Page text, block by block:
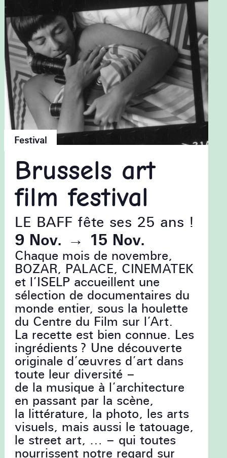
Festival
Brussels art
film festival
LE BAFF fête ses 25 ans !
9 Nov. → 15 Nov.
Chaque mois de novembre,
BOZAR, PALACE, CINEMATEK
et l’ISELP accueillent une
sélection de documentaires du
monde entier, sous la houlette
du Centre du Film sur l’Art.
La recette est bien connue. Les
ingrédients ? Une découverte
originale d’œuvres d’art dans
toute leur diversité –
de la musique à l’architecture
en passant par la scène,
la littérature, la photo, les arts
visuels, mais aussi le tatouage,
le street art, … – qui toutes
nourrissent notre regard sur